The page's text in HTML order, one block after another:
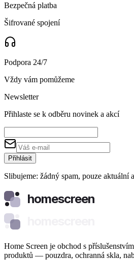
Bezpečná platba
Šifrované spojení
Podpora 24/7
Vždy vám pomůžeme
Newsletter
Přihlaste se k odběru novinek a akcí
Přihlásit
Slibujeme: žádný spam, pouze aktuální
homescreen
Home Screen je obchod s
produktů — pouzdra, ochranná skla,